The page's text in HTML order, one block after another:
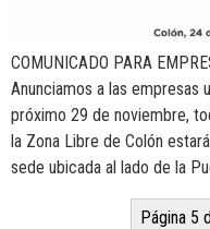
COMUNICADO PARA
Anunciamos a las empresas
próximo 29 de noviembre,
la Zona Libre de Colón
sede ubicada al lado de la
Página 5